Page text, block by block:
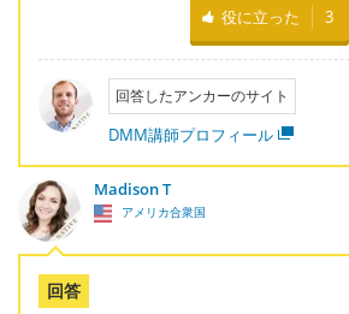
役に立った 3
回答したアンカーのサイト
DMM講師プロフィール
Madison T
アメリカ合衆国
回答